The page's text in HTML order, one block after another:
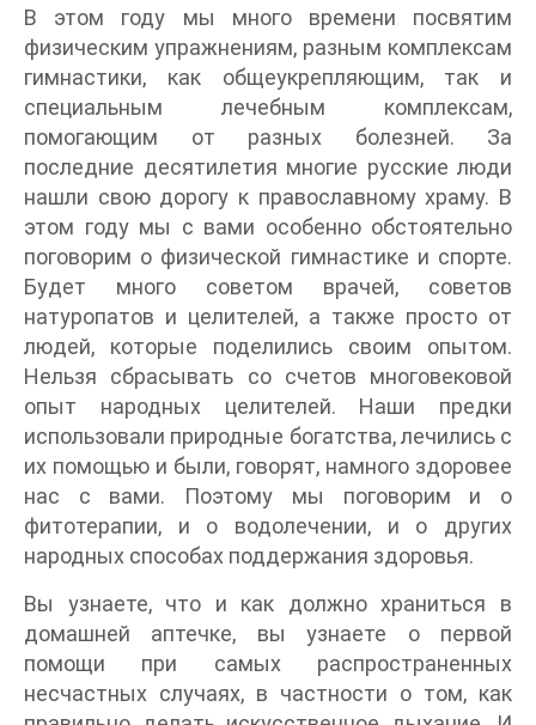
В этом году мы много времени посвятим
физическим упражнениям, разным комплексам
гимнастики, как общеукрепляющим, так и
специальным лечебным комплексам,
помогающим от разных болезней. За
последние десятилетия многие русские люди
нашли свою дорогу к православному храму. В
этом году мы с вами особенно обстоятельно
поговорим о физической гимнастике и спорте.
Будет много советом врачей, советов
натуропатов и целителей, а также просто от
людей, которые поделились своим опытом.
Нельзя сбрасывать со счетов многовековой
опыт народных целителей. Наши предки
использовали природные богатства, лечились с
их помощью и были, говорят, намного здоровее
нас с вами. Поэтому мы поговорим и о
фитотерапии, и о водолечении, и о других
народных способах поддержания здоровья.
Вы узнаете, что и как должно храниться в
домашней аптечке, вы узнаете о первой
помощи при самых распространенных
несчастных случаях, в частности о том, как